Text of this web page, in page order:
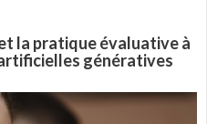
la pratique évaluative à
génératives